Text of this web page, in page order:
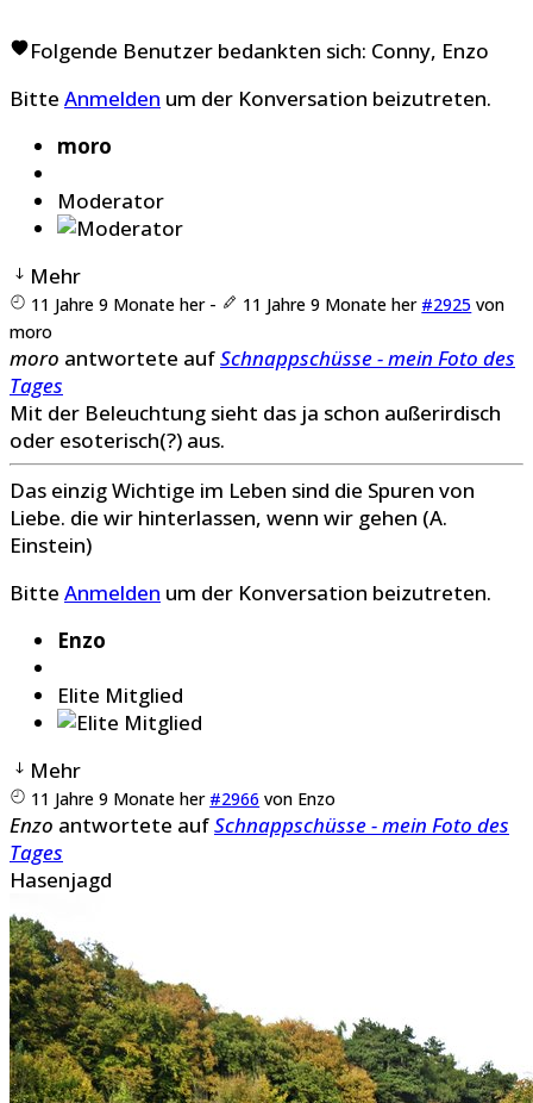
Folgende Benutzer bedankten sich: Conny, Enzo
Bitte Anmelden um der Konversation beizutreten.
moro
Moderator
Mehr
11 Jahre 9 Monate her- 11 Jahre 9 Monate her #2925 von
moro
moro antwortete aufSchnappschüsse - mein Foto des
Tages
Mit der Beleuchtung sieht das ja schon außerirdisch
oder esoterisch(?) aus.
Das einzig Wichtige im Leben sind die Spuren von
Liebe. die wir hinterlassen, wenn wir gehen (A.
Einstein)
Bitte Anmelden um der Konversation beizutreten.
Enzo
Elite Mitglied
Mehr
11 Jahre 9 Monate her #2966 von Enzo
Enzo antwortete aufSchnappschüsse - mein Foto des
Tages
Hasenjagd